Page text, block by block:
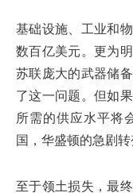
基础设施、工业和
数百亿美元。更为
苏联庞大的武器储
了这一问题。但如
所需的供应水平将
国，华盛顿的急剧
至于领土损失，最